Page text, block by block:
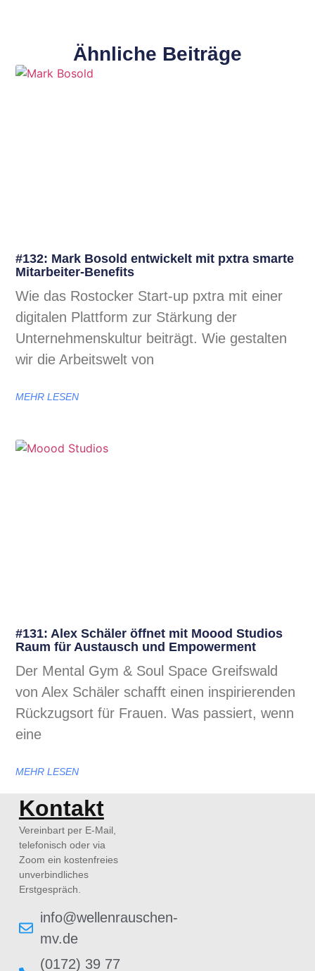
Ähnliche Beiträge
#132: Mark Bosold entwickelt mit pxtra smarte
Mitarbeiter-Benefits
Wie das Rostocker Start-up pxtra mit einer
digitalen Plattform zur Stärkung der
Unternehmenskultur beiträgt. Wie gestalten
wir die Arbeitswelt von
MEHR LESEN
#131: Alex Schäler öffnet mit Moood Studios
Raum für Austausch und Empowerment
Der Mental Gym & Soul Space Greifswald
von Alex Schäler schafft einen inspirierenden
Rückzugsort für Frauen. Was passiert, wenn
eine
MEHR LESEN
Kontakt
Vereinbart per E-Mail,
telefonisch oder via
Zoom ein kostenfreies
unverbindliches
Erstgespräch.
info@wellenrauschen-
mv.de
(0172) 39 77